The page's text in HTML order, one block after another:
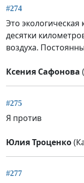
#274
Это экологическая
десятки
воздуха.
Ксения Сафонова
#275
Я против
Юлия Троценко
#277